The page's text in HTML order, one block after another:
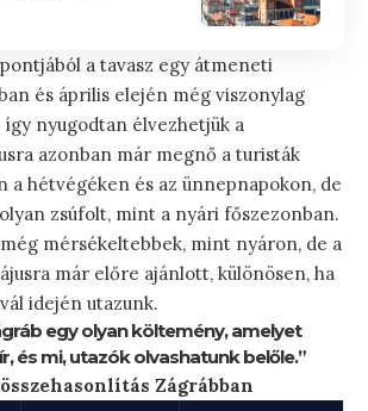
a tavasz egy átmeneti
és április elején még viszonylag
így nyugodtan élvezhetjük a
azonban már megnő a turisták
a hétvégéken és az ünnepnapokon, de
zsúfolt, mint a nyári főszezonban.
mérsékeltebbek, mint nyáron, de a
már előre ajánlott, különösen, ha
idején utazunk.
egy olyan költemény, amelyet
és mi, utazók olvashatunk belőle.”
Zágrábban